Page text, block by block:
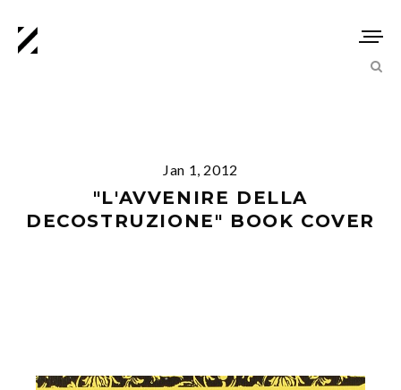
Jan 1, 2012
"L'AVVENIRE DELLA
DECOSTRUZIONE" BOOK COVER